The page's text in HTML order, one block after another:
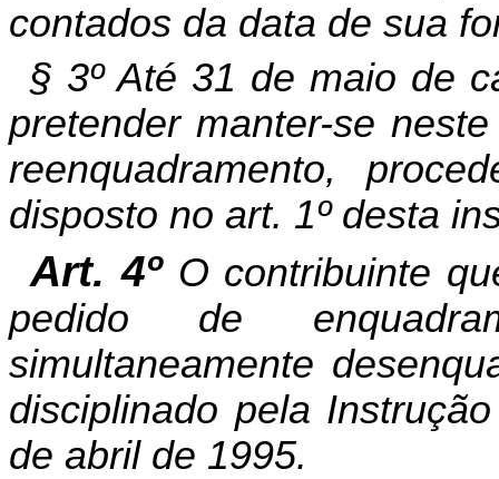
contados da data de sua
§ 3º Até 31 de maio de
pretender manter-se
reenquadramento,
disposto no art. 1º desta
Art. 4º O contribuinte
pedido de
simultaneamente
disciplinado pela
de abril de 1995.